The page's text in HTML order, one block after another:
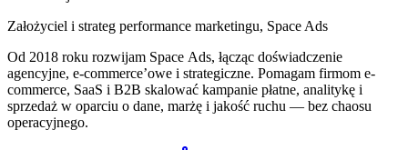
Założyciel i strateg performance marketingu, Space Ads
Od 2018 roku rozwijam Space Ads, łącząc doświadczenie
agencyjne, e-commerce’owe i strategiczne. Pomagam firmom e-
commerce, SaaS i B2B skalować kampanie płatne, analitykę i
sprzedaż w oparciu o dane, marżę i jakość ruchu — bez chaosu
operacyjnego.